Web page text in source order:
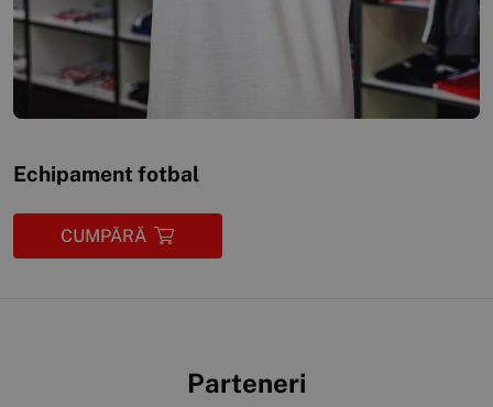
Echipament fotbal
CUMPĂRĂ
Parteneri